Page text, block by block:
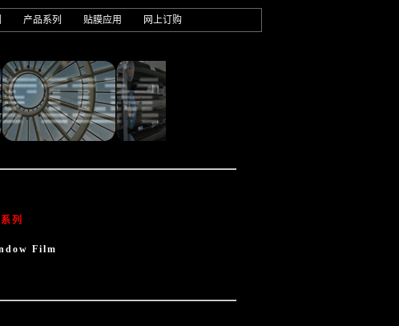
产品系列 贴膜应用 网上订购
列
Film